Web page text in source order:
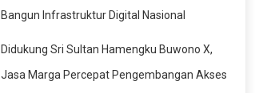
Bangun Infrastruktur Digital Nasional
Didukung Sri Sultan Hamengku Buwono X,
Jasa Marga Percepat Pengembangan Akses